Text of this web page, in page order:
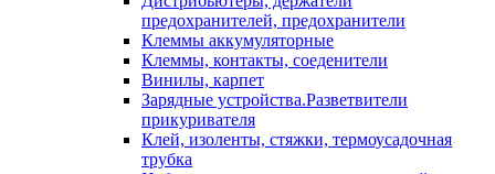
предохранителей, предохранители
Клеммы аккумуляторные
Клеммы, контакты, соеденители
Винилы, карпет
Зарядные устройства.Разветвители
прикуривателя
Клей, изоленты, стяжки, термоусадочная
трубка